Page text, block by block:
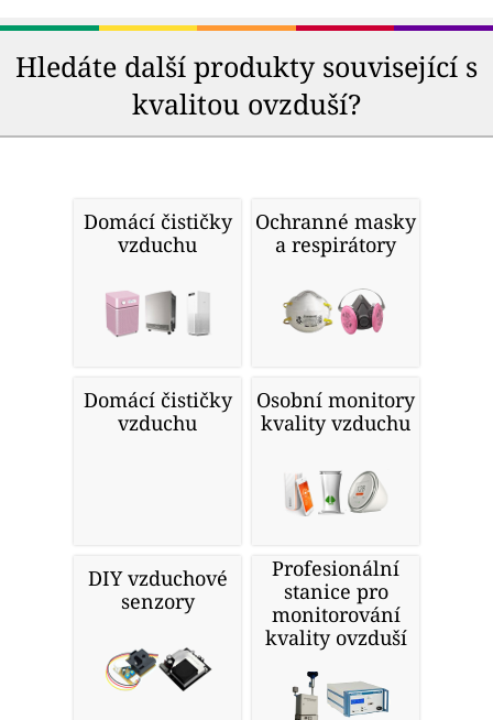
Hledáte další produkty související s
kvalitou ovzduší?
Domácí čističky
vzduchu
Ochranné masky
a respirátory
Domácí čističky
vzduchu
Osobní monitory
kvality vzduchu
DIY vzduchové
senzory
Profesionální
stanice pro
monitorování
kvality ovzduší